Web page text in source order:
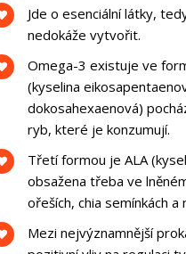
Jde o esenciální látky,
nedokáže vytvořit.
Omega-3 existuje ve
(kyselina
dokosahexaenová)
ryb, které je konzumují.
Třetí formou je ALA
obsažena třeba ve
ořeších, chia semínkách
Mezi nejvýznamnější